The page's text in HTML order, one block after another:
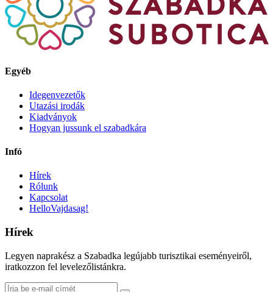
Egyéb
Idegenvezetők
Utazási irodák
Kiadványok
Hogyan jussunk el szabadkára
Infó
Hírek
Rólunk
Kapcsolat
HelloVajdasag!
Hírek
Legyen naprakész a Szabadka legújabb turisztikai eseményeiről,
iratkozzon fel levelezőlistánkra.